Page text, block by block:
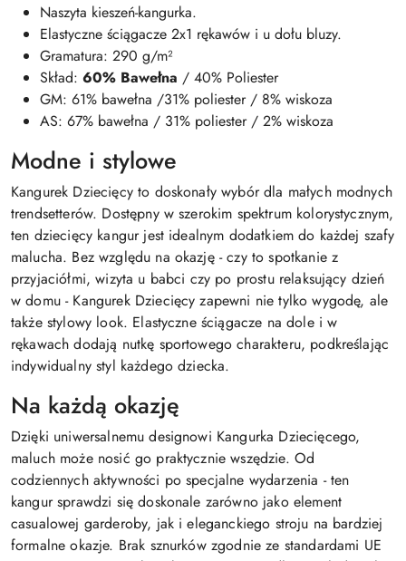
Naszyta kieszeń-kangurka.
Elastyczne ściągacze 2x1 rękawów i u dołu bluzy.
Gramatura: 290 g/m²
Skład: 60% Bawełna / 40% Poliester
GM: 61% bawełna /31% poliester / 8% wiskoza
AS: 67% bawełna / 31% poliester / 2% wiskoza
Modne i stylowe
Kangurek Dziecięcy to doskonały wybór dla małych modnych
trendsetterów. Dostępny w szerokim spektrum kolorystycznym,
ten dziecięcy kangur jest idealnym dodatkiem do każdej szafy
malucha. Bez względu na okazję - czy to spotkanie z
przyjaciółmi, wizyta u babci czy po prostu relaksujący dzień
w domu - Kangurek Dziecięcy zapewni nie tylko wygodę, ale
także stylowy look. Elastyczne ściągacze na dole i w
rękawach dodają nutkę sportowego charakteru, podkreślając
indywidualny styl każdego dziecka.
Na każdą okazję
Dzięki uniwersalnemu designowi Kangurka Dziecięcego,
maluch może nosić go praktycznie wszędzie. Od
codziennych aktywności po specjalne wydarzenia - ten
kangur sprawdzi się doskonale zarówno jako element
casualowej garderoby, jak i eleganckiego stroju na bardziej
formalne okazje. Brak sznurków zgodnie ze standardami UE